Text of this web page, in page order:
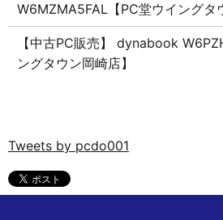
W6MZMA5FAL【PC堂ウイングタ
【中古PC販売】 dynabook
ングタウン岡崎店】
Tweets by pcdo001